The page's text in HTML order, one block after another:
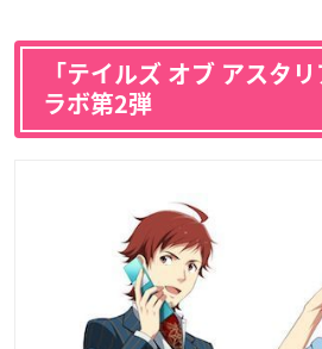
「テイルズ オブ アスタ
ラボ第2弾